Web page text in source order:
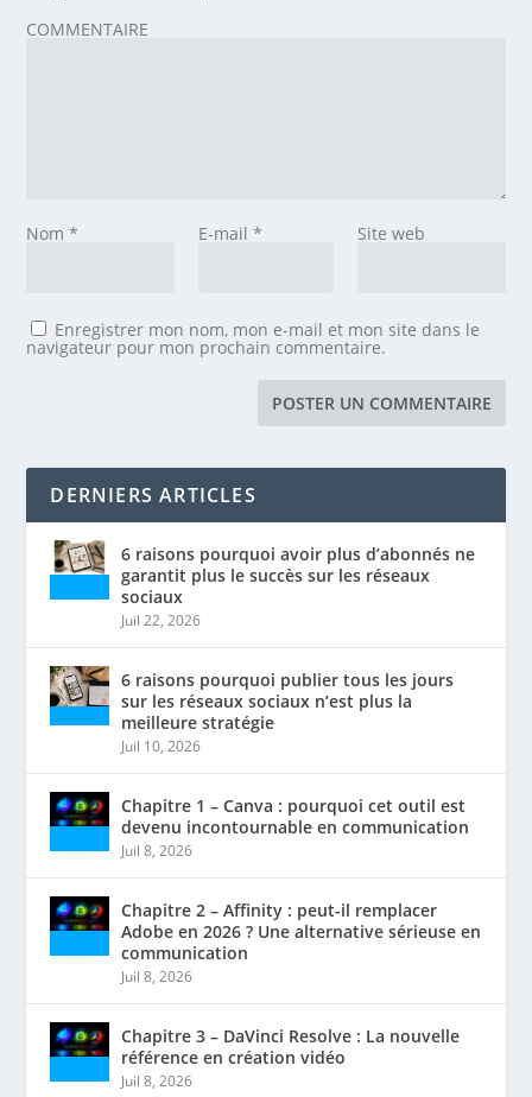
COMMENTAIRE
Nom* E-mail * Site web
Enregistrer mon nom, mon e-mail et mon site dans le
navigateur pour mon prochain commentaire.
DERNIERS ARTICLES
6 raisons pourquoi avoir plus d’abonnés ne
garantit plus le succès sur les réseaux
sociaux
Juil 22, 2026
6 raisons pourquoi publier tous les jours
sur les réseaux sociaux n’est plus la
meilleure stratégie
Juil 10, 2026
Chapitre 1 – Canva : pourquoi cet outil est
devenu incontournable en communication
Juil 8, 2026
Chapitre 2 – Affinity : peut-il remplacer
Adobe en 2026 ? Une alternative sérieuse en
communication
Juil 8, 2026
Chapitre 3 – DaVinci Resolve : La nouvelle
référence en création vidéo
Juil 8, 2026